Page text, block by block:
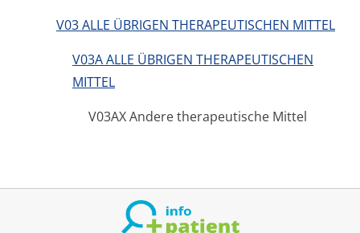
V03 ALLE ÜBRIGEN THERAPEUTISCHEN MITTEL
V03A ALLE ÜBRIGEN THERAPEUTISCHEN
MITTEL
V03AX Andere therapeutische Mittel